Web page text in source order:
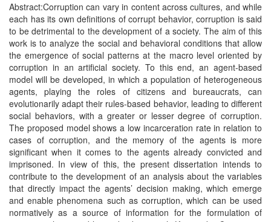
Abstract:Corruption can vary in content across cultures, and while
each has its own definitions of corrupt behavior, corruption is said
to be detrimental to the development of a society. The aim of this
work is to analyze the social and behavioral conditions that allow
the emergence of social patterns at the macro level oriented by
corruption in an artificial society. To this end, an agent-based
model will be developed, in which a population of heterogeneous
agents, playing the roles of citizens and bureaucrats, can
evolutionarily adapt their rules-based behavior, leading to different
social behaviors, with a greater or lesser degree of corruption.
The proposed model shows a low incarceration rate in relation to
cases of corruption, and the memory of the agents is more
significant when it comes to the agents already convicted and
imprisoned. In view of this, the present dissertation intends to
contribute to the development of an analysis about the variables
that directly impact the agents’ decision making, which emerge
and enable phenomena such as corruption, which can be used
normatively as a source of information for the formulation of